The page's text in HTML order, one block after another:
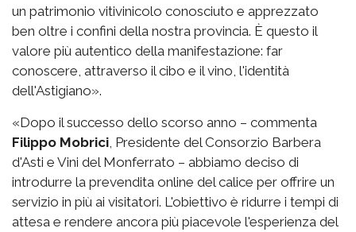
un patrimonio vitivinicolo conosciuto e apprezzato
ben oltre i confini della nostra provincia. È questo il
valore più autentico della manifestazione: far
conoscere, attraverso il cibo e il vino, l'identità
dell'Astigiano».
«Dopo il successo dello scorso anno – commenta
Filippo Mobrici , Presidente del Consorzio Barbera
d'Asti e Vini del Monferrato – abbiamo deciso di
introdurre la prevendita online del calice per offrire un
servizio in più ai visitatori. L'obiettivo è ridurre i tempi di
attesa e rendere ancora più piacevole l'esperienza del